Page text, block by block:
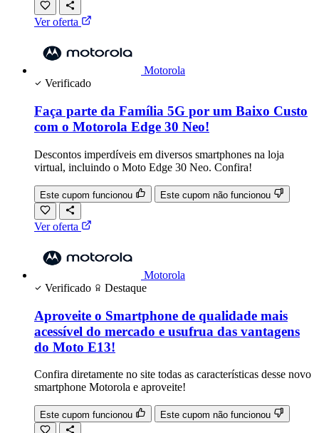
Ver oferta
Motorola
Verificado
Faça parte da Família 5G por um Baixo Custo
com o Motorola Edge 30 Neo!
Descontos imperdíveis em diversos smartphones na loja
virtual, incluindo o Moto Edge 30 Neo. Confira!
Este cupom funcionou Este cupom não funcionou
Ver oferta
Motorola
Verificado
Destaque
Aproveite o Smartphone de qualidade mais
acessível do mercado e usufrua das vantagens
do Moto E13!
Confira diretamente no site todas as características desse novo
smartphone Motorola e aproveite!
Este cupom funcionou Este cupom não funcionou